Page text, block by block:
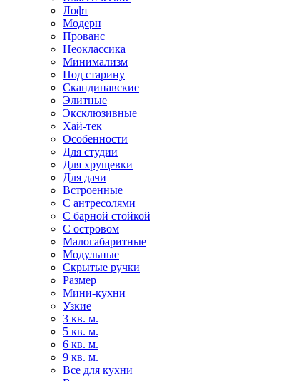
Лофт
Модерн
Прованс
Неоклассика
Минимализм
Под старину
Скандинавские
Элитные
Эксклюзивные
Хай-тек
Особенности
Для студии
Для хрущевки
Для дачи
Встроенные
С антресолями
С барной стойкой
С островом
Малогабаритные
Модульные
Скрытые ручки
Размер
Мини-кухни
Узкие
3 кв. м.
5 кв. м.
6 кв. м.
9 кв. м.
Все для кухни